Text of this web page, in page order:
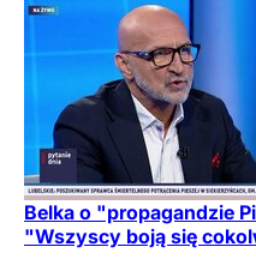
Belka o "propagandzie
"Wszyscy boją się